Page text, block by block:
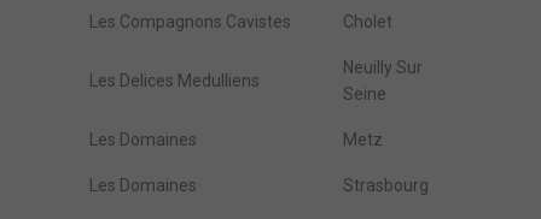
Les Compagnons Cavistes Cholet
Les Delices Medulliens
Neuilly Sur
Seine
Les Domaines Metz
Les Domaines Strasbourg